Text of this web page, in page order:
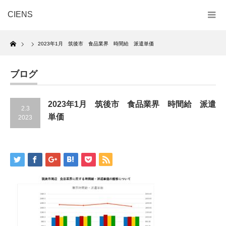
CIENS
Home
2023年1月 筑後市 食品業界 時間給 派遣単価
ブログ
2.3
2023
2023年1月 筑後市 食品業界 時間給 派遣
単価